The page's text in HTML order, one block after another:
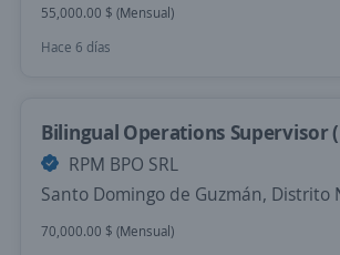
55,000.00 $ (Mensual)
Hace 6 días
Bilingual Operations Supervisor
RPM BPO SRL
Santo Domingo de Guzmán, Distrito
70,000.00 $ (Mensual)